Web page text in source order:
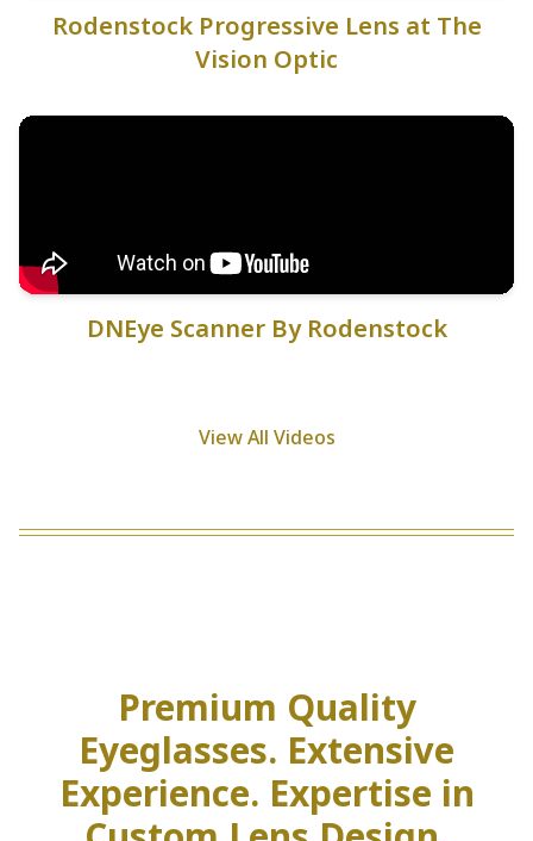
Rodenstock Progressive Lens at The
Vision Optic
DNEye Scanner By Rodenstock
View All Videos
Premium Quality
Eyeglasses. Extensive
Experience. Expertise in